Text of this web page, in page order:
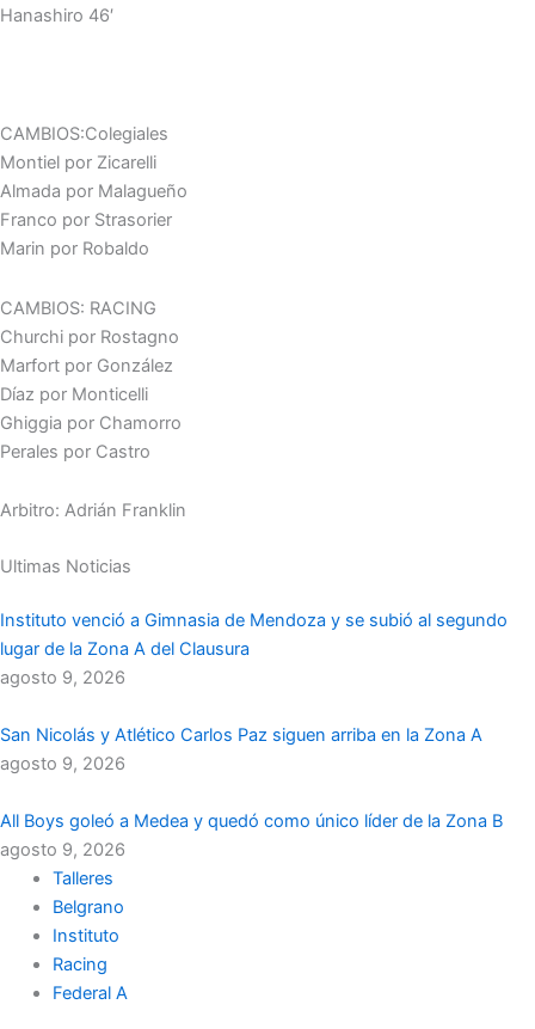
Hanashiro 46′
CAMBIOS:Colegiales
Montiel por Zicarelli
Almada por Malagueño
Franco por Strasorier
Marin por Robaldo
CAMBIOS: RACING
Churchi por Rostagno
Marfort por González
Díaz por Monticelli
Ghiggia por Chamorro
Perales por Castro
Arbitro: Adrián Franklin
Ultimas Noticias
Instituto venció a Gimnasia de Mendoza y se subió al segundo
lugar de la Zona A del Clausura
agosto 9, 2026
San Nicolás y Atlético Carlos Paz siguen arriba en la Zona A
agosto 9, 2026
All Boys goleó a Medea y quedó como único líder de la Zona B
agosto 9, 2026
Talleres
Belgrano
Instituto
Racing
Federal A